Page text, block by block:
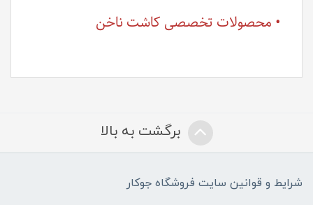
• محصولات تخصصی کاشت ناخن
برگشت به بالا
شرایط و قوانین سایت فروشگاه جوکار